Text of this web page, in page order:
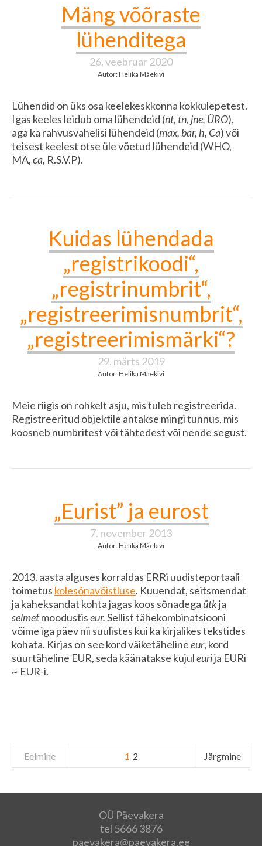
Mäng võõraste
lühenditega
26. veebruar 2020
Autor: Helika Mäekivi
Lühendid on üks osa keelekeskkonna kokkulepetest.
Igas keeles leidub oma lühendeid (nt, tn, jne, ÜRO),
aga ka rahvusvahelisi lühendeid (max, bar, h, Ca)või
teisest keelest otse üle võetud lühendeid (WHO,
MA,ca, R.S.V.P).
Kuidas lühendada
„registrikoodi“,
„registrinumbrit“,
„registreerimisnumbrit“,
„registreerimismärki“?
29. märts 2019
Autor: Helika Mäekivi
Meie riigis on rohkelt asju, mis tuleb registreerida.
Registreeritud objektile antakse mingi tunnus, mis
koosneb numbritest või tähtedest või nende segust.
„Eurist” ja eurost
7. november 2013
Autor: Helika Mäekivi
2013. aasta alguses korraldas ERRi uudisteportaali
toimetus kolesõnavõistluse. Kuuendat, seitsmendat
ja kaheksandat kohta jagas koos sõnadega ütkja
selmetmoodustiseur.Sellist tähekombinatsiooni
võime iga päev nii suulistes kui ka kirjalikes tekstides
kohata. Kirjas on see kord väiketähelineeur, kord
suurtäheline EUR, seda käänatakse kujuleurija EURi
~ EUR-i.
Eelmine 1 2 Järgmine
OÜ Päevakera
tel 5666 3876
paevakera@paevakera.ee